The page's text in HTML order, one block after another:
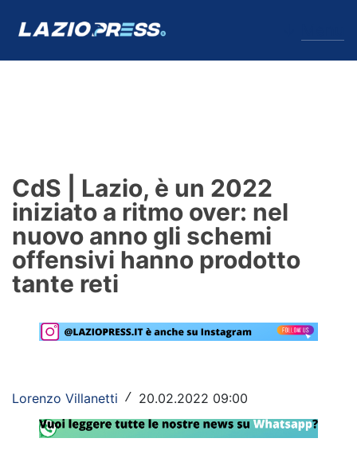
Formello
Infortuni
Primavera
Lazio Women
Social
CdS | Lazio, è un 2022
iniziato a ritmo over: nel
nuovo anno gli schemi
offensivi hanno prodotto
tante reti
Lorenzo Villanetti / 20.02.2022 09:00